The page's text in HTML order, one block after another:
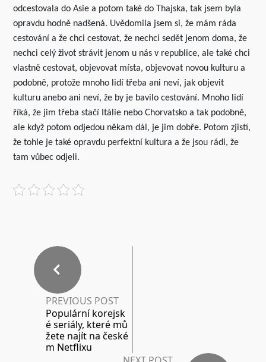
odcestovala do Asie a potom také do Thajska, tak jsem byla
opravdu hodně nadšená. Uvědomila jsem si, že mám ráda
cestování a že chci cestovat, že nechci sedět jenom doma, že
nechci celý život strávit jenom u nás v republice, ale také chci
vlastně cestovat, objevovat místa, objevovat novou kulturu a
podobně, protože mnoho lidí třeba ani neví, jak objevit
kulturu anebo ani neví, že by je bavilo cestování. Mnoho lidí
říká, že jim třeba stačí Itálie nebo Chorvatsko a tak podobně,
ale když potom odjedou někam dál, je jim dobře. Potom zjistí,
že tohle je také opravdu perfektní kultura a že jsou rádi, že
tam vůbec odjeli.
PREVIOUS POST
Populární korejsk
é seriály, které mů
žete najít na české
m Netflixu